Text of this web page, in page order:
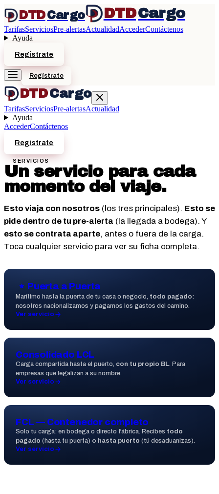
DTDCargo DTDCargo
TarifasServiciosPre-alertasActualidadAccederContáctenos
Ayuda
Regístrate
Regístrate
DTDCargo
TarifasServiciosPre-alertasActualidad
Ayuda
AccederContáctenos
Regístrate
SERVICIOS
Un servicio para cada
momento del viaje.
Esto viaja con nosotros (los tres principales). Esto se
pide dentro de tu pre-alerta (la llegada a bodega). Y
esto se contrata aparte, antes o fuera de la carga.
Toca cualquier servicio para ver su ficha completa.
Puerta a Puerta
Marítimo hasta la puerta de tu casa o negocio, todo pagado:
nosotros nacionalizamos y pagamos los gastos del camino.
Ver servicio
Consolidado LCL
Carga compartida hasta el puerto, con tu propio BL . Para
empresas que legalizan a su nombre.
Ver servicio
FCL — Contenedor completo
Solo tu carga: en bodega o directo fábrica. Recibes todo
pagado (hasta tu puerta) o hasta puerto (tú desaduanizas).
Ver servicio